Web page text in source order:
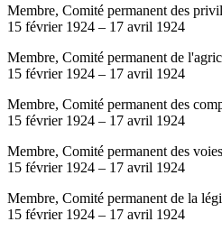
Membre, Comité permanent des
15 février 1924 – 17 avril 1924
Membre, Comité permanent de
15 février 1924 – 17 avril 1924
Membre, Comité permanent des
15 février 1924 – 17 avril 1924
Membre, Comité permanent des
15 février 1924 – 17 avril 1924
Membre, Comité permanent de la
15 février 1924 – 17 avril 1924